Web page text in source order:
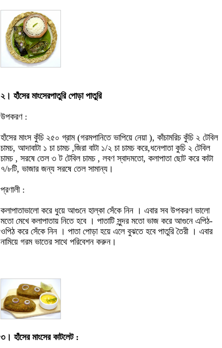
২। হাঁসের মাংসেরপাতুরি পোড়া পাতুরি
উপকরণ :
হাঁসের মাংস কুঁচি ২৫০ গ্রাম (গরমপানিতে ভাপিয়ে নেয়া ), কাঁচামরিচ কুঁচি ২ টেবিল
চামচ, আদাবাটা ১ চা চামচ ,জিরা বাটা ১/২ চা চামচ করে,ধনেপাতা কুচি ২ টেবিল
চামচ , সরষে তেল ৩ ট টেবিল চামচ , লবণ স্বাদমতো, কলাপাতা ছোট করে কাটা
৭/৮টি, ভাজার জন্য সরষে তেল সামান্য।
প্রণালী :
কলাপাতাভালো করে ধুয়ে আগুনে হাল্কা সেঁকে নিন । এবার সব উপকরণ ভালো
মতো মেখে কলাপাতায় নিতে হবে । পাতাটি সুন্দর মতো ভাজ করে আগুনে এপিঠ-
ওপিঠ করে সেঁকে নিন । পাতা পোড়া হয়ে এলে বুঝতে হবে পাতুরি তৈরী । এবার
নামিয়ে গরম ভাতের সাথে পরিবেশন করুন।
৩। হাঁসের মাংসের কাটলেট :